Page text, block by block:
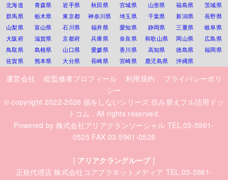
北海道 青森県 岩手県 秋田県 宮城県 山形県 福島県
茨城県
群馬県
栃木県 東京都 神奈川県 埼玉県 千葉県 新潟県
長野県
山梨県
富山県 石川県 福井県 愛知県 静岡県 三重県
岐阜県
大阪府
滋賀県 京都府 兵庫県 奈良県 和歌山県 岡山県
広島県
鳥取県
島根県 山口県 愛媛県 香川県 高知県 徳島県
福岡県
佐賀県
熊本県 大分県 長崎県 宮崎県 鹿児島県 沖縄県
運営会社 総監修者プロフィール 利用規約
プライバシーポリ
シー
© copyright 2022-2026 損をしないシリーズ 住み替えフル活用ドッ
トコム . All rights reserved.
Powered by 株式会社アリアクランソーシャル TEL.03-5961-
0525 FAX.03-5961-0526
[ アリアクラングループ]
正規代理店株式会社コアプラネットメディア TEL.03-5961-